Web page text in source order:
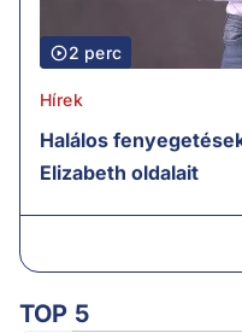
2 perc
Hírek
Halálos
Elizabeth oldalait
TOP 5